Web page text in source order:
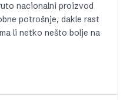
nacionalni proizvod
potrošnje, dakle rast
li netko nešto bolje na